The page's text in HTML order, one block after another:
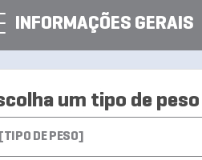
INFORMAÇÕES GERAIS
um tipo de peso